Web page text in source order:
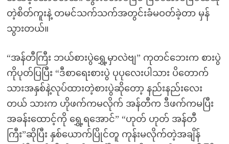
တဲ့စိတ်ကူးနဲ့ တမင်သက်သက်အတွင်းခံမဝတ်ခဲ့တာ မှန်
သွားတယ်။
“အန်တီကြီး ဘယ်စားပွဲရွှေ့မှာလဲဗျ” ကုတင်ဘေးက စားပွဲ
ကိုပုတ်ပြပြီး “ဒီစာရေးစားပွဲ ပုပုလေးပါသား ပိတောက်
သားအနှစ်နဲ့လုပ်ထားတဲ့စားပွဲဆိုတော့ နည်းနည်းလေး
တယ် သားက ဟိုဖက်ကမလိုက် အန်တီက ဒီဖက်ကမပြီး
အခန်းထောင့်ကို ရွှေ့ရအောင်” “ဟုတ် ဟုတ် အန်တီ
ကြီး”ဆိုပြီး နှစ်ယောက်ပြိုင်တူ ကုန်းမလိုက်တဲ့အချိန်